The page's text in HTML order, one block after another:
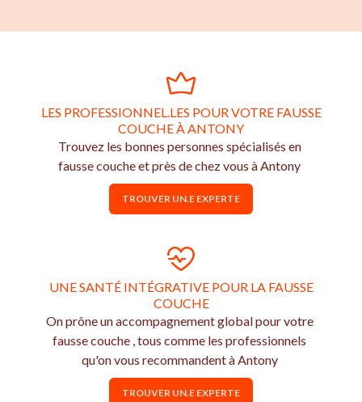
LES PROFESSIONNEL.LES POUR VOTRE FAUSSE
COUCHE À ANTONY
Trouvez les bonnes personnes spécialisés en
fausse couche et près de chez vous à Antony
TROUVER UN.E EXPERTE
UNE SANTÉ INTÉGRATIVE POUR LA FAUSSE
COUCHE
On prône un accompagnement global pour votre
fausse couche , tous comme les professionnels
qu'on vous recommandent à Antony
TROUVER UN.E EXPERTE